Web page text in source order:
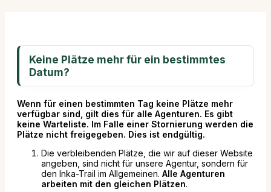
Keine Plätze mehr für ein bestimmtes
Datum?
Wenn für einen bestimmten Tag keine Plätze mehr
verfügbar sind, gilt dies für alle Agenturen. Es gibt
keine Warteliste. Im Falle einer Stornierung werden die
Plätze nicht freigegeben. Dies ist endgültig.
Die verbleibenden Plätze, die wir auf dieser Website
angeben, sind nicht für unsere Agentur, sondern für
den Inka-Trail im Allgemeinen. Alle Agenturen
arbeiten mit den gleichen Plätzen.